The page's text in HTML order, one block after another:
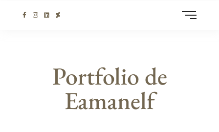
Portfolio de
Eamanelf